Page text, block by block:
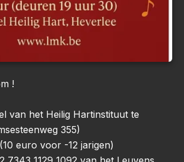
!
van het Heilig Hartinstituut te
355)
euro voor -12 jarigen)